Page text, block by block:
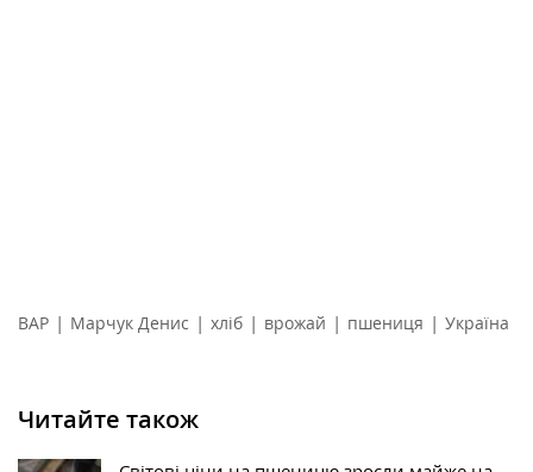
ВАР | Марчук Денис | хліб | врожай | пшениця | Україна
Читайте також